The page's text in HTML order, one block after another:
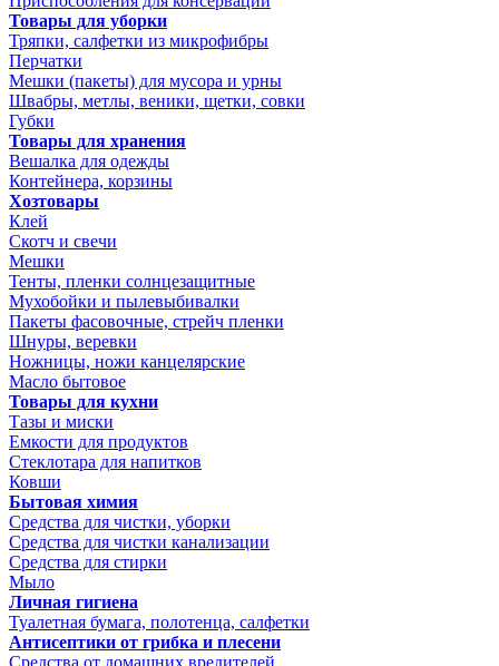
Товары для уборки
Тряпки, салфетки из микрофибры
Перчатки
Мешки (пакеты) для мусора и урны
Швабры, метлы, веники, щетки, совки
Губки
Товары для хранения
Вешалка для одежды
Контейнера, корзины
Хозтовары
Клей
Скотч и свечи
Мешки
Тенты, пленки солнцезащитные
Мухобойки и пылевыбивалки
Пакеты фасовочные, стрейч пленки
Шнуры, веревки
Ножницы, ножи канцелярские
Масло бытовое
Товары для кухни
Тазы и миски
Емкости для продуктов
Стеклотара для напитков
Ковши
Бытовая химия
Средства для чистки, уборки
Средства для чистки канализации
Средства для стирки
Мыло
Личная гигиена
Туалетная бумага, полотенца, салфетки
Антисептики от грибка и плесени
Средства от домашних вредителей